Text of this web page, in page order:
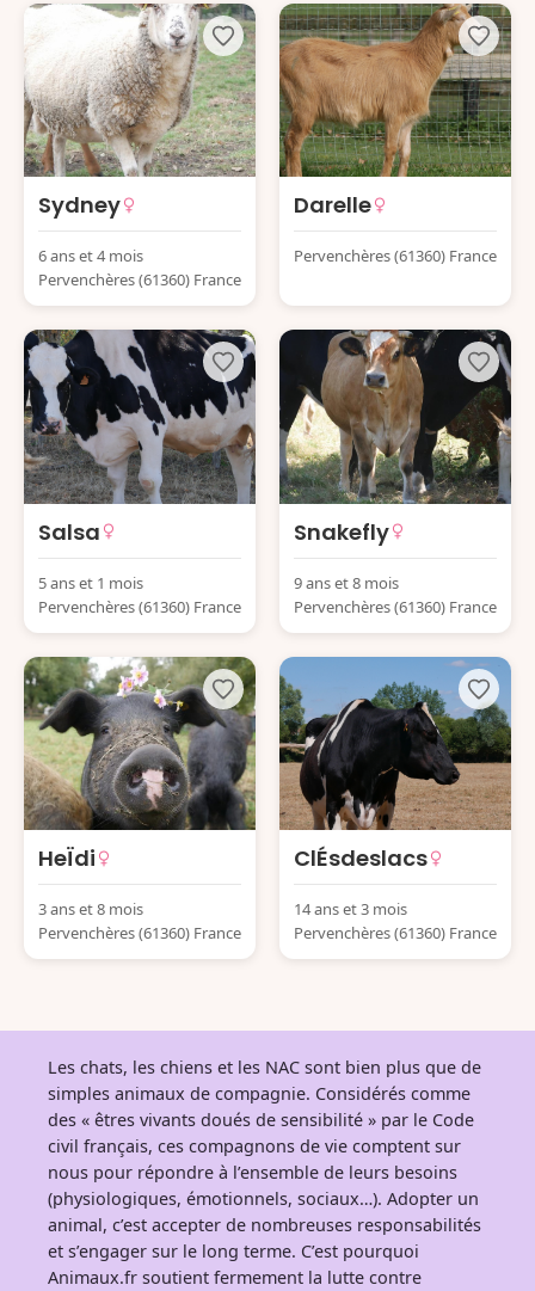
Sydney
6 ans et 4 mois
Pervenchères (61360) France
Darelle
Pervenchères (61360) France
Salsa
5 ans et 1 mois
Pervenchères (61360) France
Snakefly
9 ans et 8 mois
Pervenchères (61360) France
HeÏdi
3 ans et 8 mois
Pervenchères (61360) France
ClÉsdeslacs
14 ans et 3 mois
Pervenchères (61360) France
Les chats, les chiens et les NAC sont bien plus que de
simples animaux de compagnie. Considérés comme
des « êtres vivants doués de sensibilité » par le Code
civil français, ces compagnons de vie comptent sur
nous pour répondre à l’ensemble de leurs besoins
(physiologiques, émotionnels, sociaux…). Adopter un
animal, c’est accepter de nombreuses responsabilités
et s’engager sur le long terme. C’est pourquoi
Animaux.fr soutient fermement la lutte contre